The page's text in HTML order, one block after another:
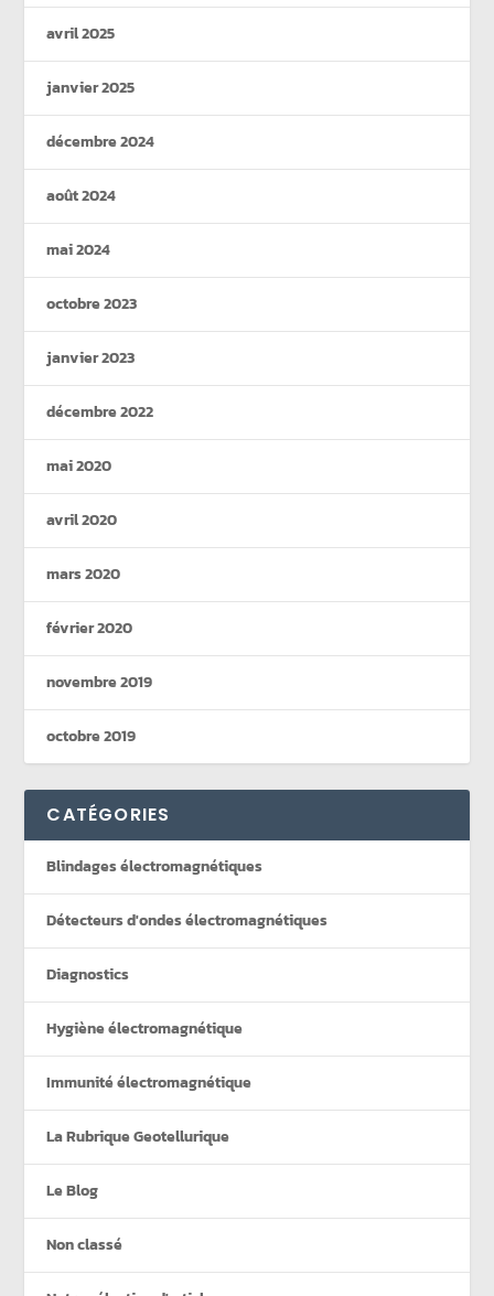
avril 2025
janvier 2025
décembre 2024
août 2024
mai 2024
octobre 2023
janvier 2023
décembre 2022
mai 2020
avril 2020
mars 2020
février 2020
novembre 2019
octobre 2019
CATÉGORIES
Blindages électromagnétiques
Détecteurs d'ondes électromagnétiques
Diagnostics
Hygiène électromagnétique
Immunité électromagnétique
La Rubrique Geotellurique
Le Blog
Non classé